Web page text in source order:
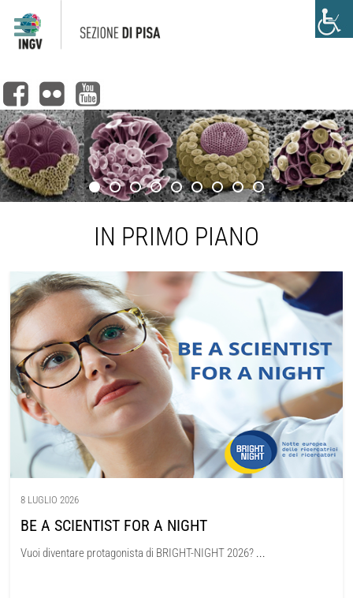
IN PRIMO PIANO
8 LUGLIO 2026
BE A SCIENTIST FOR A NIGHT
Vuoi diventare protagonista di BRIGHT-NIGHT 2026? ...